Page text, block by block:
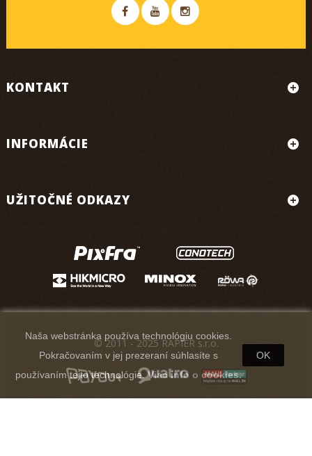
KONTAKT
INFORMÁCIE
UŽITOČNÉ ODKAZY
Naša webstránka používa technológiu cookies.
Pokračovaním v jej prezeraní súhlasíte s
používaním tejto technológie.Viac info o cookies.
OK
© 2011 - 2025 RAPIER s.r.o.